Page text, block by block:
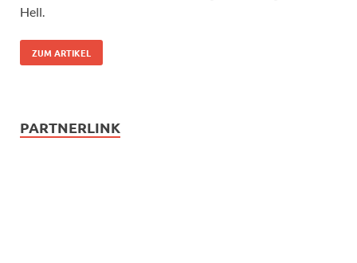
Hell.
ZUM ARTIKEL
PARTNERLINK